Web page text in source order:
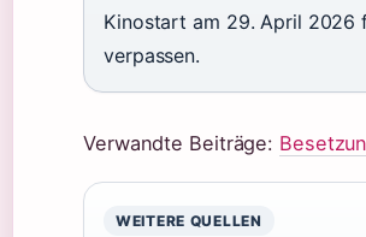
Kinostart am 29. April 2026
verpassen.
Verwandte Beiträge:
WEITERE QUELLEN